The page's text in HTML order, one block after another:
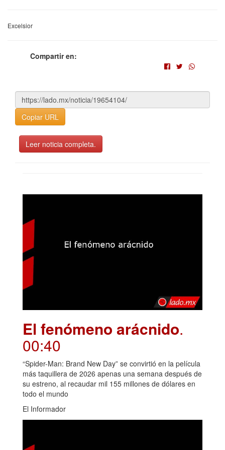
Excelsior
Compartir en:
Copiar URL
Leer noticia completa.
El fenómeno arácnido.
00:40
“Spider-Man: Brand New Day” se convirtió en la película
más taquillera de 2026 apenas una semana después de
su estreno, al recaudar mil 155 millones de dólares en
todo el mundo
El Informador